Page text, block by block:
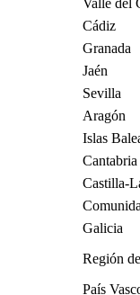
Valle del
Cádiz
Granada
Jaén
Sevilla
Aragón
Islas
Cantabria
Castilla-
Galicia
Región
País